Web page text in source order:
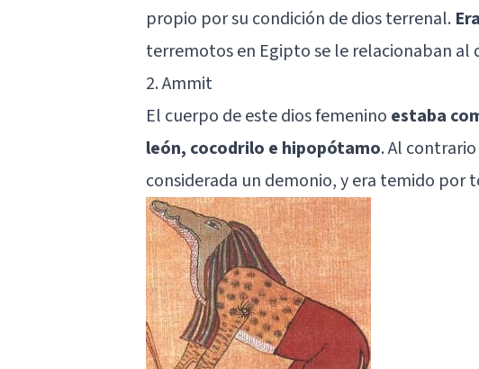
propio por su condición de dios terrenal.
terremotos en Egipto se le relacionaban al
2. Ammit
El cuerpo de este dios femenino estaba
león, cocodrilo e hipopótamo. Al
considerada un demonio, y era temido